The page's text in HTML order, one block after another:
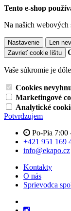
Tento e-shop
Na našich webových
Nastavenie Len
Zavrieť cookie lištu
Vaše súkromie je
Cookies
Marketingové
Analytické
Potvrdzujem
Po-Pia 7:00
+421 951 169
info@ekapo.cz
Kontakty
O nás
Sprievodca